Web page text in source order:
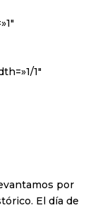
1″
por
El día de